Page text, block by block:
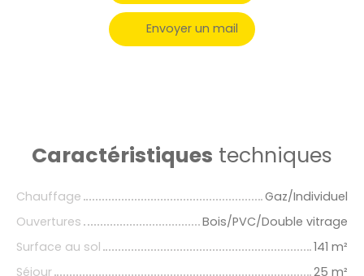
Envoyer un mail
Caractéristiques techniques
Chauffage
Gaz/Individuel
Ouvertures
Bois/PVC/Double vitrage
Surface au sol
141 m²
Séjour
25 m²